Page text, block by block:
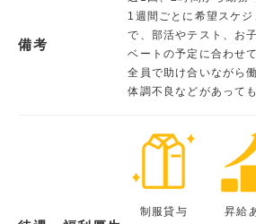
備考
1週間ごとに希望スケ
で、部活やテスト、お
ベートの予定に合わせ
全員で助け合いながら
体調不良などがあって
制服貸与 昇給